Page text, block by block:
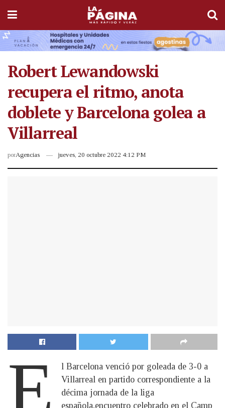
Robert Lewandowski
recupera el ritmo, anota
doblete y Barcelona golea a
Villarreal
porAgencias jueves, 20 octubre 2022 4:12 PM
E
l Barcelona venció por goleada de 3-0 a
Villarreal en partido correspondiente a la
décima jornada de la liga
española,encuentro celebrado en el Camp